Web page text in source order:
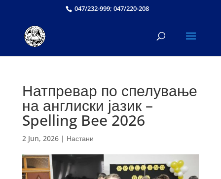
047/232-999; 047/220-208
Натпревар по спелување
на англиски јазик –
Spelling Bee 2026
2 Jun, 2026| Настани